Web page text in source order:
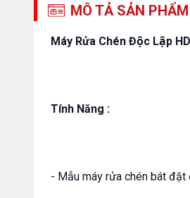
MÔ TẢ SẢN PHẨM
Máy Rửa Chén Độc Lập
Tính Năng :
- Mẫu máy rửa chén bát